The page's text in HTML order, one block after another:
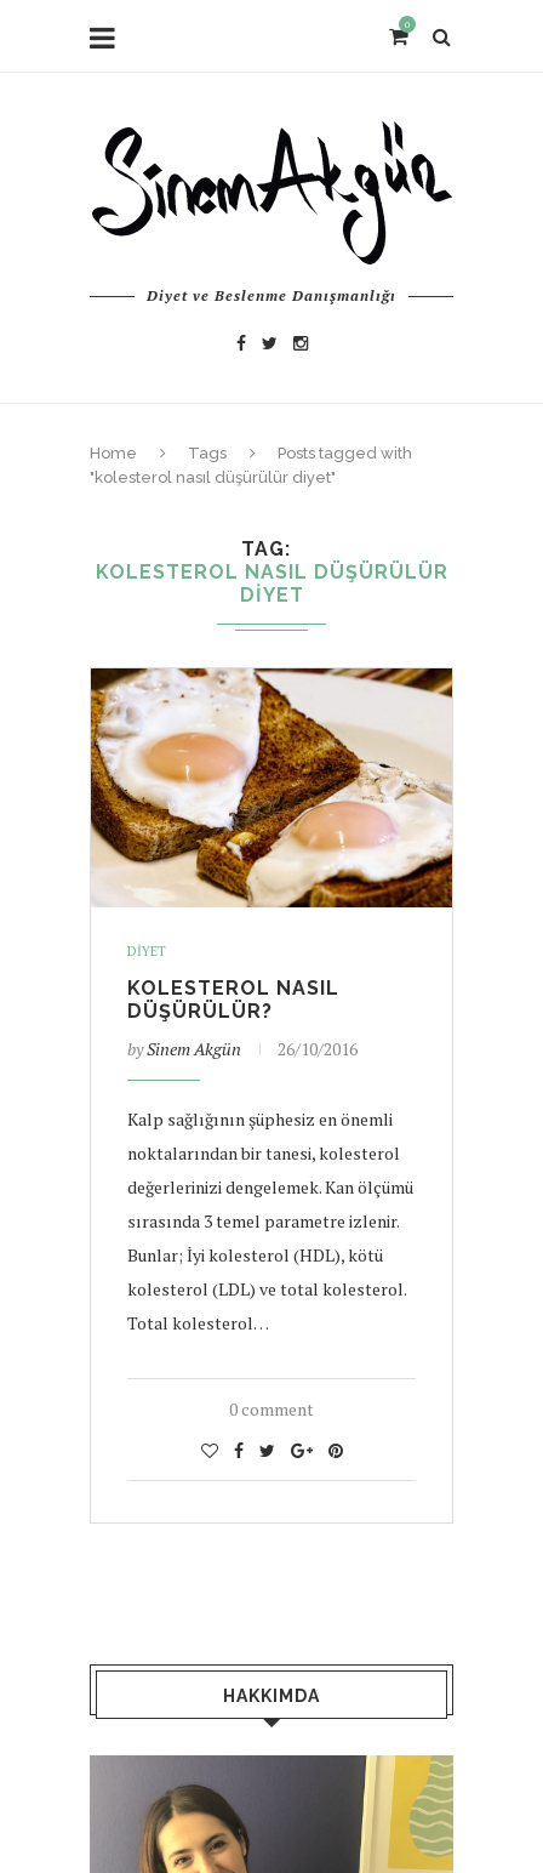
0
Diyet ve Beslenme Danışmanlığı
Home Tags
Posts tagged with
"kolesterol nasıl düşürülür diyet"
TAG
KOLESTEROL NASIL DÜŞÜRÜLÜR
DIYET
DIYET
KOLESTEROL NASIL
DÜŞÜRÜLÜR?
bySinem Akgün 26/10/2016
Kalp sağlığının şüphesiz en önemli
noktalarından bir tanesi, kolesterol
değerlerinizi dengelemek. Kan ölçümü
sırasında 3 temel parametre izlenir.
Bunlar; İyi kolesterol (HDL), kötü
kolesterol (LDL) ve total kolesterol.
Total kolesterol…
0 comment
HAKKIMDA